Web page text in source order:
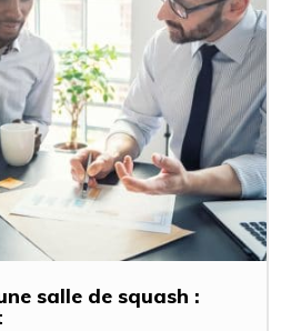
salle de squash :